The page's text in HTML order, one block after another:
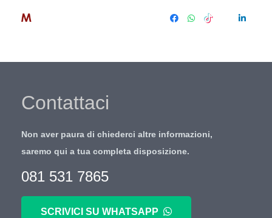
Contattaci
Non aver paura di chiederci altre informazioni,
saremo qui a tua completa disposizione.
081 531 7865
SCRIVICI SU WHATSAPP